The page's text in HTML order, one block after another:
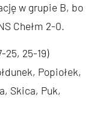
w grupie B, bo
Chełm 2-0.
25, 25-19)
Popiołek,
Skica, Puk,